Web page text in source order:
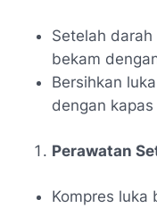
Setelah
bekam
Bersihkan
dengan
Perawatan
Kompres luka